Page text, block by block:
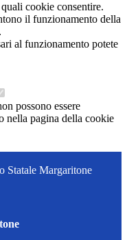
cookie consentire.
il funzionamento della
al funzionamento potete
possono essere
nella pagina della cookie
Statale Margaritone